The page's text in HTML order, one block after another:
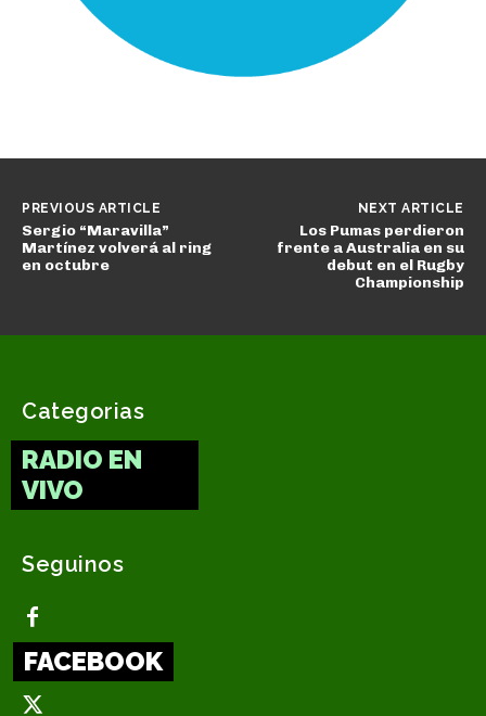
PREVIOUS ARTICLE
Sergio “Maravilla”
Martínez volverá al ring
en octubre
NEXT ARTICLE
Los Pumas perdieron
frente a Australia en su
debut en el Rugby
Championship
Categorias
RADIO EN
VIVO
Seguinos
FACEBOOK